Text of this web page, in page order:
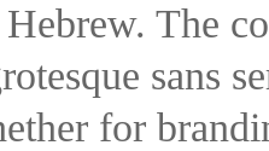
The
sans
for